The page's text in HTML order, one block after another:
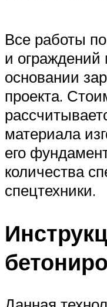
Все работы
и ограждений
основании
проекта.
материала
его
количества
спецтехники.